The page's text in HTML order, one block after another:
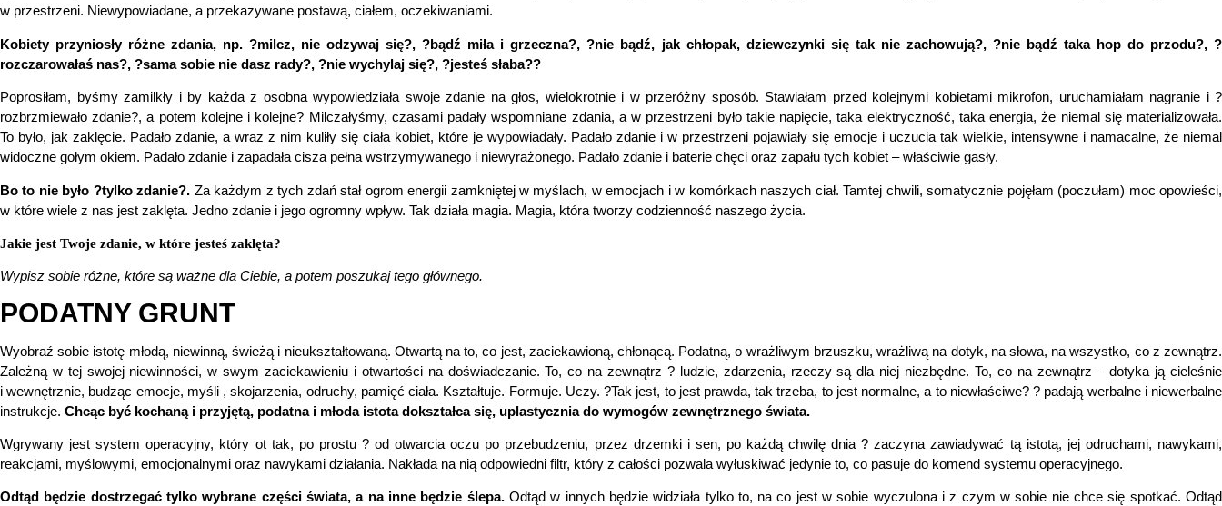
w przestrzeni. Niewypowiadane, a przekazywane postawą, ciałem, oczekiwaniami.
Kobiety przyniosły różne zdania, np. ?milcz, nie odzywaj się?, ?bądź miła i grzeczna?, ?nie bądź, jak chłopak, dziewczynki się tak nie zachowują?, ?nie bądź taka hop do przodu?, ?
rozczarowałaś nas?, ?sama sobie nie dasz rady?, ?nie wychylaj się?, ?jesteś słaba??
Poprosiłam, byśmy zamilkły i by każda z osobna wypowiedziała swoje zdanie na głos, wielokrotnie i w przeróżny sposób. Stawiałam przed kolejnymi kobietami mikrofon, uruchamiałam nagranie i ?
rozbrzmiewało zdanie?, a potem kolejne i kolejne? Milczałyśmy, czasami padały wspomniane zdania, a w przestrzeni było takie napięcie, taka elektryczność, taka energia, że niemal się materializowała.
To było, jak zaklęcie. Padało zdanie, a wraz z nim kuliły się ciała kobiet, które je wypowiadały. Padało zdanie i w przestrzeni pojawiały się emocje i uczucia tak wielkie, intensywne i namacalne, że niemal
widoczne gołym okiem. Padało zdanie i zapadała cisza pełna wstrzymywanego i niewyrażonego. Padało zdanie i baterie chęci oraz zapału tych kobiet – właściwie gasły.
Bo to nie było ?tylko zdanie?. Za każdym z tych zdań stał ogrom energii zamkniętej w myślach, w emocjach i w komórkach naszych ciał. Tamtej chwili, somatycznie pojęłam (poczułam) moc opowieści,
w które wiele z nas jest zaklęta. Jedno zdanie i jego ogromny wpływ. Tak działa magia. Magia, która tworzy codzienność naszego życia.
Jakie jest Twoje zdanie, w które jesteś zaklęta?
Wypisz sobie różne, które są ważne dla Ciebie, a potem poszukaj tego głównego.
PODATNY GRUNT
Wyobraź sobie istotę młodą, niewinną, świeżą i nieukształtowaną. Otwartą na to, co jest, zaciekawioną, chłonącą. Podatną, o wrażliwym brzuszku, wrażliwą na dotyk, na słowa, na wszystko, co z zewnątrz.
Zależną w tej swojej niewinności, w swym zaciekawieniu i otwartości na doświadczanie. To, co na zewnątrz ? ludzie, zdarzenia, rzeczy są dla niej niezbędne. To, co na zewnątrz – dotyka ją cieleśnie
i wewnętrznie, budząc emocje, myśli , skojarzenia, odruchy, pamięć ciała. Kształtuje. Formuje. Uczy. ?Tak jest, to jest prawda, tak trzeba, to jest normalne, a to niewłaściwe? ? padają werbalne i niewerbalne
instrukcje. Chcąc być kochaną i przyjętą, podatna i młoda istota dokształca się, uplastycznia do wymogów zewnętrznego świata.
Wgrywany jest system operacyjny, który ot tak, po prostu ? od otwarcia oczu po przebudzeniu, przez drzemki i sen, po każdą chwilę dnia ? zaczyna zawiadywać tą istotą, jej odruchami, nawykami,
reakcjami, myślowymi, emocjonalnymi oraz nawykami działania. Nakłada na nią odpowiedni filtr, który z całości pozwala wyłuskiwać jedynie to, co pasuje do komend systemu operacyjnego.
Odtąd będzie dostrzegać tylko wybrane części świata, a na inne będzie ślepa.Odtąd w innych będzie widziała tylko to, na co jest w sobie wyczulona i z czym w sobie nie chce się spotkać. Odtąd